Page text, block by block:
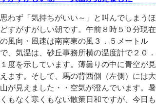
思わず「気持ちがいい～」と叫んでしまうほ
どすがすがしい朝です。午前８時５０分現在
の風向・風速は南南東の風３．５メートル
で、気温は、砂丘事務所横の温度計で２０．
１度を示しています。薄曇りの中に青空が見
えます。そして、馬の背西側（左側）には大
山が見えました・・空気が澄んでいます。暑
くもなく寒くもない散策日和ですが、今日も